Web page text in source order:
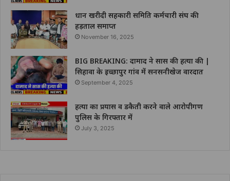
धान खरीदी सहकारी समिति कर्मचारी संघ की
हड़ताल समाप्त
November 16, 2025
BIG BREAKING: दामाद ने सास की हत्या की |
सिहावा के इच्छापुर गांव में सनसनीखेज वारदात
September 4, 2025
हत्या का प्रयास व डकैती करने वाले आरोपीगण
पुलिस के गिरफ्तार में
July 3, 2025